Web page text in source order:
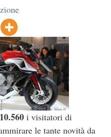
i visitatori di
le tante novità da